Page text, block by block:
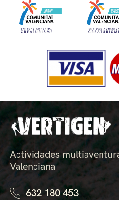
Actividades
Valenciana
632 180 453